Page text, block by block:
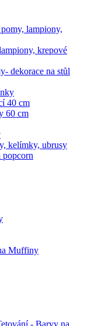
lampiony,
krepové
dekorace na stůl
40 cm
60 cm
kelímky, ubrusy
popcorn
Muffiny
- Barvy na